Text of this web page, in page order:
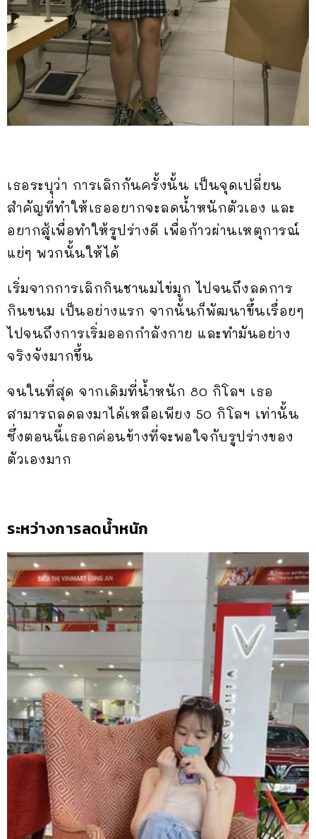
เธอระบุว่า การเลิกกันครั้งนั้น เป็นจุดเปลี่ยน
สำคัญที่ทำให้เธออยากจะลดน้ำหนักตัวเอง และ
อยากสู้เพื่อทำให้รูปร่างดี เพื่อก้าวผ่านเหตุการณ์
แย่ๆ พวกนั้นให้ได้
เริ่มจากการเลิกกินชานมไข่มุก ไปจนถึงลดการ
กินขนม เป็นอย่างแรก จากนั้นก็พัฒนาขึ้นเรื่อยๆ
ไปจนถึงการเริ่มออกกำลังกาย และทำมันอย่าง
จริงจังมากขึ้น
จนในที่สุด จากเดิมที่น้ำหนัก 80 กิโลฯ เธอ
สามารถลดลงมาได้เหลือเพียง 50 กิโลฯ เท่านั้น
ซึ่งตอนนี้เธอกค่อนข้างที่จะพอใจกับรูปร่างของ
ตัวเองมาก
ระหว่างการลดน้ำหนัก